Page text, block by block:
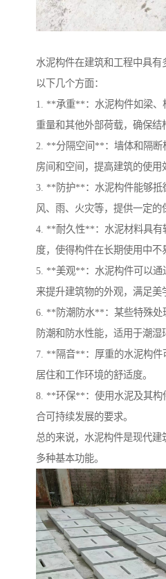
水泥构件在建筑和工程中具
以下几个方面：
1. **承重**：水泥构件如梁、
重量和其他外部荷载，确保结
2. **分隔空间**：墙体和隔断
房间和空间，提高建筑的使用
3. **防护**：水泥构件能够抵
风、雨、火灾等，提供一定的
4. **耐久性**：水泥材料具有
度，使得构件在长期使用中不
5. **美观**：水泥构件可以通
来提升建筑物的外观，满足美
6. **防潮防水**：某些特殊处
防潮和防水性能，适用于潮湿
7. **隔音**：厚重的水泥构件
居住和工作环境的舒适度。
8. **环保**：使用水泥及其构
合可持续发展的要求。
总的来说，水泥构件是现代
多种基本功能。